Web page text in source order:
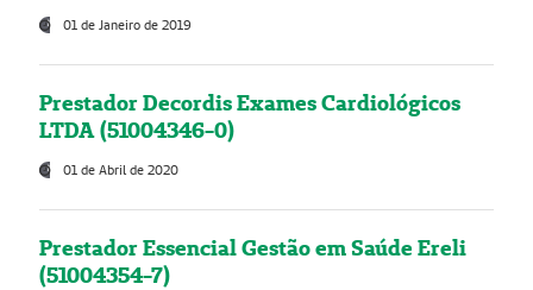
01 de Janeiro de 2019
Prestador Decordis Exames Cardiológicos
LTDA (51004346-0)
01 de Abril de 2020
Prestador Essencial Gestão em Saúde Ereli
(51004354-7)